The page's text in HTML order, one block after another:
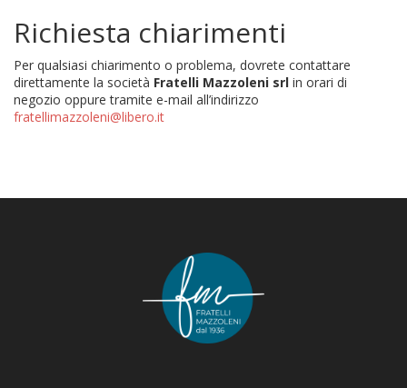
Richiesta chiarimenti
Per qualsiasi chiarimento o problema, dovrete contattare
direttamente la società Fratelli Mazzoleni srl in orari di
negozio oppure tramite e-mail all’indirizzo
fratellimazzoleni@libero.it